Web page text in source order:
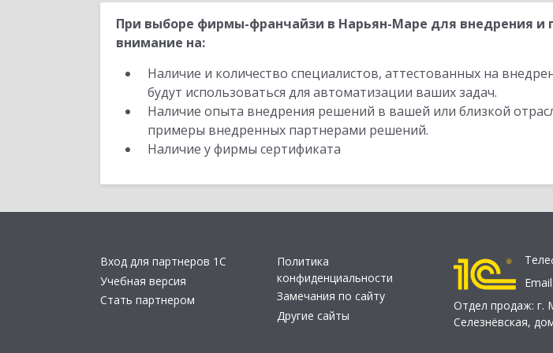
При выборе фирмы-франчайзи в Нарьян-Маре для внедрения и
внимание на:
Наличие и количество специалистов, аттестованных на
будут использоваться для автоматизации ваших задач.
Наличие опыта внедрения решений в вашей или близкой
примеры внедренных партнерами решений.
Наличие у фирмы сертификата
Вход для партнеров 1С
Учебная версия
Стать партнером
Политика
конфиденциальности
Замечания по сайту
Другие сайты
Email:
Отдел продаж: г.
Селезнёвская,